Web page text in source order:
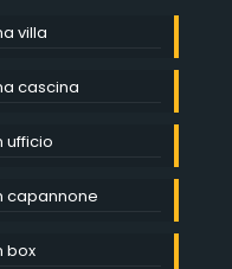
villa
cascina
ufficio
capannone
box